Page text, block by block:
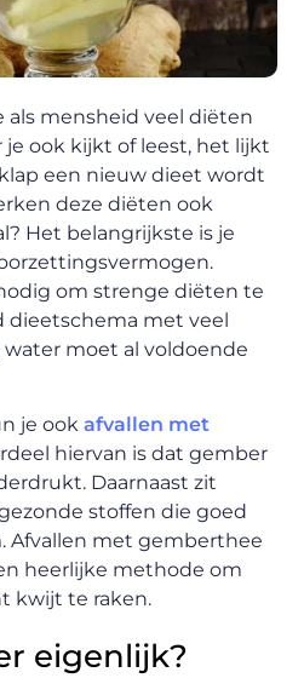
als mensheid veel diëten
je ook kijkt of leest, het lijkt
een nieuw dieet wordt
deze diëten ook
Het belangrijkste is je
om strenge diëten te
dieetschema met veel
moet al voldoende
je ookafvallen met
hiervan is dat gember
Daarnaast zit
stoffen die goed
Afvallen met gemberthee
heerlijke methode om
kwijt te raken.
eigenlijk?